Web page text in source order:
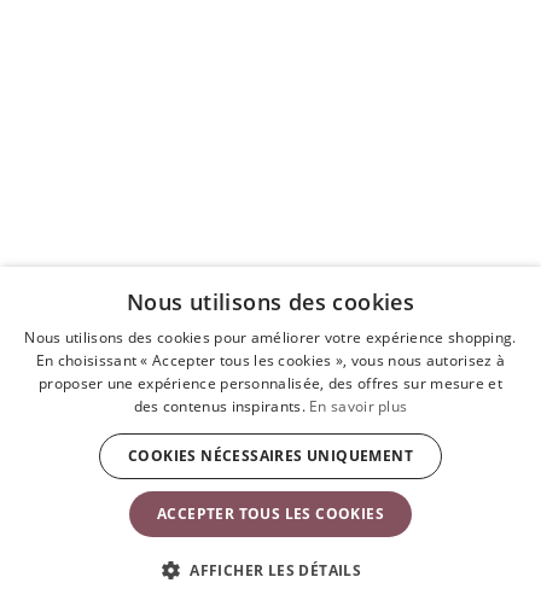
Nous utilisons des cookies
Nous utilisons des cookies pour améliorer votre expérience shopping.
En choisissant « Accepter tous les cookies », vous nous autorisez à
proposer une expérience personnalisée, des offres sur mesure et
des contenus inspirants. En savoir plus
ACCEPTER TOUS LES COOKIES
COOKIES NÉCESSAIRES UNIQUEMENT
AFFICHER LES DÉTAILS